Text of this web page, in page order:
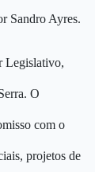
Sandro Ayres.
Legislativo,
O
com o
projetos de